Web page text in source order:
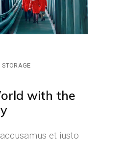
STORAGE
with the
et iusto